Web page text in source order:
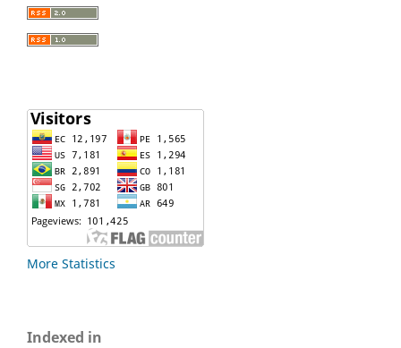
More Statistics
Indexed in